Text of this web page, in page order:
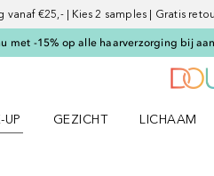
€25,- | Kies 2 samples | Gratis
met -15% op alle haarverzorging bij
UP
UP menu
GEZICHT
LICHAAM